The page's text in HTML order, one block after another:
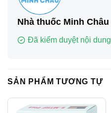
Nhà thuốc Minh Châu
Đã kiểm duyệt nội dung
SẢN PHẨM TƯƠNG TỰ